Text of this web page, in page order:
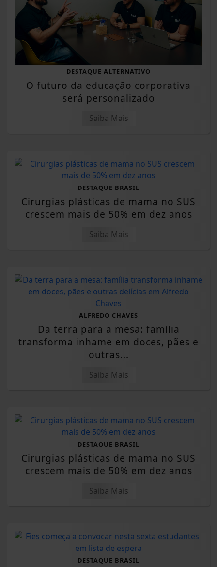
DESTAQUE ALTERNATIVO
O futuro da educação corporativa
será personalizado
Saiba Mais
DESTAQUE BRASIL
Cirurgias plásticas de mama no SUS
crescem mais de 50% em dez anos
Saiba Mais
ALFREDO CHAVES
Da terra para a mesa: família
transforma inhame em doces, pães e
outras...
Saiba Mais
DESTAQUE BRASIL
Cirurgias plásticas de mama no SUS
crescem mais de 50% em dez anos
Saiba Mais
DESTAQUE BRASIL